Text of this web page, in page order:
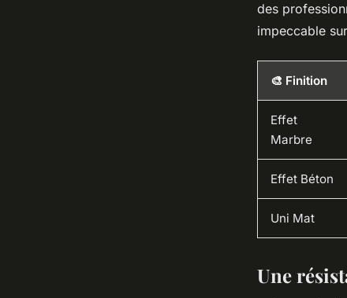
des
impeccable
🎨 Finition
Effet
Marbre
Effet Béton
Uni Mat
Une